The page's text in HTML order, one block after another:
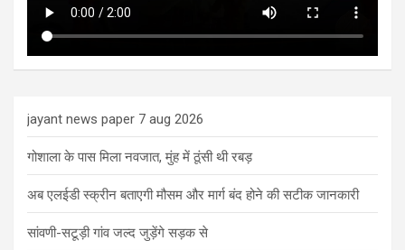
jayant news paper 7 aug 2026
गोशाला के पास मिला नवजात, मुंह में ठूंसी थी रबड़
अब एलईडी स्क्रीन बताएगी मौसम और मार्ग बंद होने की सटीक जानकारी
सांवणी-सटूड़ी गांव जल्द जुड़ेंगे सड़क से